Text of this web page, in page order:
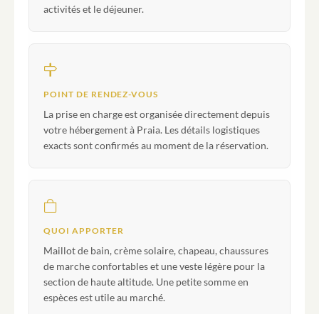
activités et le déjeuner.
POINT DE RENDEZ-VOUS
La prise en charge est organisée directement depuis
votre hébergement à Praia. Les détails logistiques
exacts sont confirmés au moment de la réservation.
QUOI APPORTER
Maillot de bain, crème solaire, chapeau, chaussures
de marche confortables et une veste légère pour la
section de haute altitude. Une petite somme en
espèces est utile au marché.